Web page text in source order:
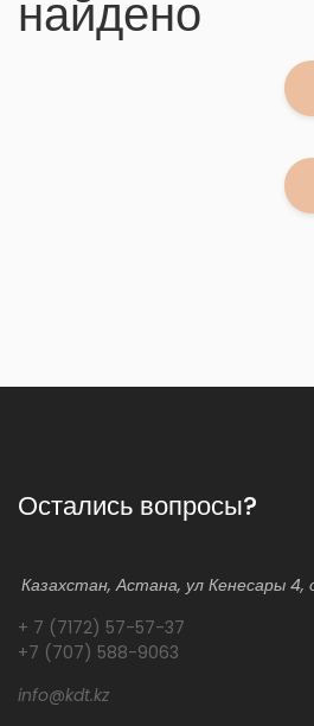
найдено
Остались вопросы?
Казахстан, Астана, ул Кенесары 4,
+ 7 (7172) 57-57-37
+7 (707) 588-9063
info@kdt.kz